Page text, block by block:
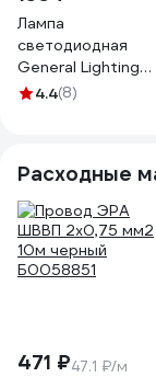
Лампа
светодиодная
General Lighting
Systems GLDEN-
4.4(8)
Расходные
471 ₽47.1 ₽/м